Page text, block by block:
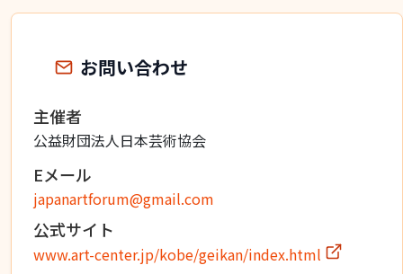
お問い合わせ
主催者
公益財団法人日本芸術協会
Eメール
japanartforum@gmail.com
公式サイト
www.art-center.jp/kobe/geikan/index.html